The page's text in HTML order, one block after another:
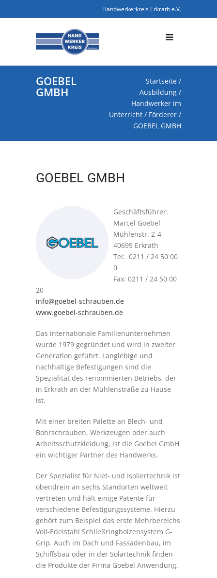
Handwerkerkreis Erkrath e.V.
GOEBEL
GMBH
Startseite /
Ausbildung /
Handwerker im
Unterricht / Förderer /
GOEBEL GMBH
GOEBEL GMBH
Geschäftsführer:
Marcel Goebel
Mühlenstr. 2-4
40699 Erkrath
Tel: 0211 / 24 50 00
0
Fax: 0211 / 24 50 00
20
info@goebel-schrauben.de
www.goebel-schrauben.de
Das internationale Familienunternehmen
wurde 1979 gegründet und wird in zweiter
Generation geführt. Langlebige und
nachhaltige Befestigungen sind die
Spezialität des renommierten Betriebs, der
in Erkrath an der Mühlenstraße zu Hause
ist.
Mit einer breiten Palette an Blech- und
Bohrschrauben, Werkzeugen oder auch
Arbeitsschutzkleidung, ist die Goebel GmbH
ein wichtiger Partner des Handwerks.
Der Spezialist für Niet- und Isoliertechnik ist
obendrein an sechs Standorten weltweit
vertreten und hält einige Patente für
verschiedene Befestigungssysteme. Hierzu
gehört zum Beispiel das erste Mehrbereichs
Voll-Edelstahl Schließringbolzensystem G-
Grip. Auch im Dach und Fassadenbau, im
Schiffsbau oder in der Solartechnik finden
die Produkte der Firma Goebel Anwendung.